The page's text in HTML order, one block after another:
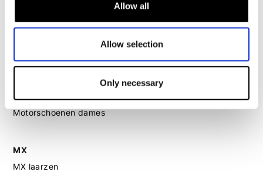
Allow all
Allow selection
Only necessary
Motorhandschoenen dames
Motorlaarzen dames
Motorschoenen dames
MX
MX laarzen